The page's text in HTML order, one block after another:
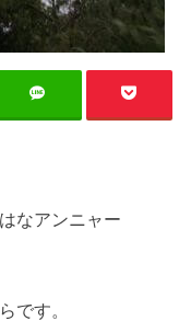
なアンニャー
です。